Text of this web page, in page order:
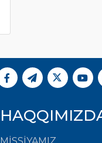
MISSIYAMIZ